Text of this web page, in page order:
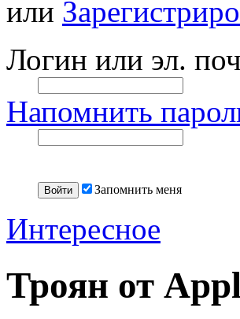
или
Логин или эл.
Напомнить
Запомнить меня
Интересное
Троян от